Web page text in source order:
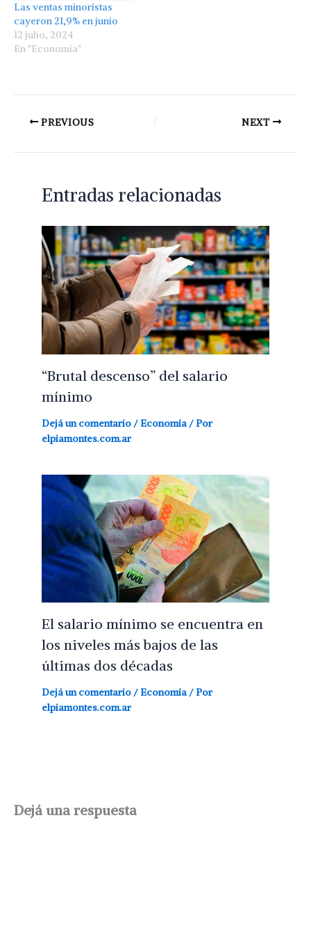
Las ventas minoristas
cayeron 21,9% en junio
12 julio, 2024
En "Economía"
PREVIOUS NEXT
Entradas relacionadas
“Brutal descenso” del salario
mínimo
Dejá un comentario / Economía / Por
elpiamontes.com.ar
El salario mínimo se encuentra en
los niveles más bajos de las
últimas dos décadas
Dejá un comentario / Economía / Por
elpiamontes.com.ar
Dejá una respuesta